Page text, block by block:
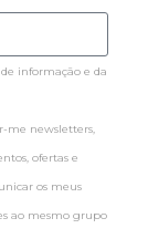
informação e da
me newsletters,
ofertas e
os meus
ao mesmo grupo